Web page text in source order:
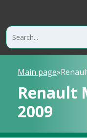
Main page»
Renault
2009